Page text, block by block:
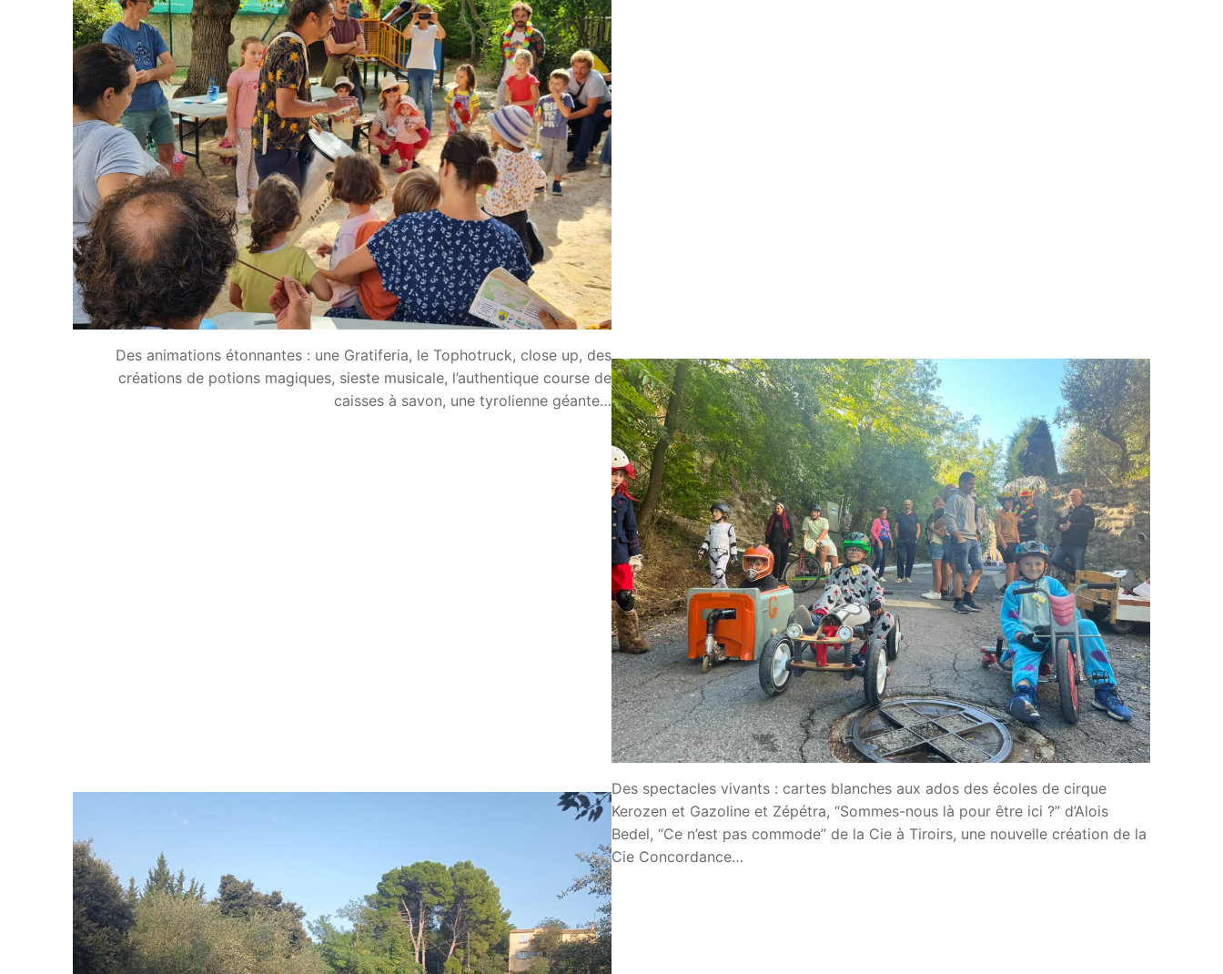
Des animations étonnantes : une Gratiferia, le Tophotruck, close up, des
créations de potions magiques, sieste musicale, l’authentique course de
caisses à savon, une tyrolienne géante…
Des spectacles vivants : cartes blanches aux ados des écoles de cirque
Kerozen et Gazoline et Zépétra, “Sommes-nous là pour être ici ?” d’Alois
Bedel, “Ce n’est pas commode” de la Cie à Tiroirs, une nouvelle création de la
Cie Concordance…